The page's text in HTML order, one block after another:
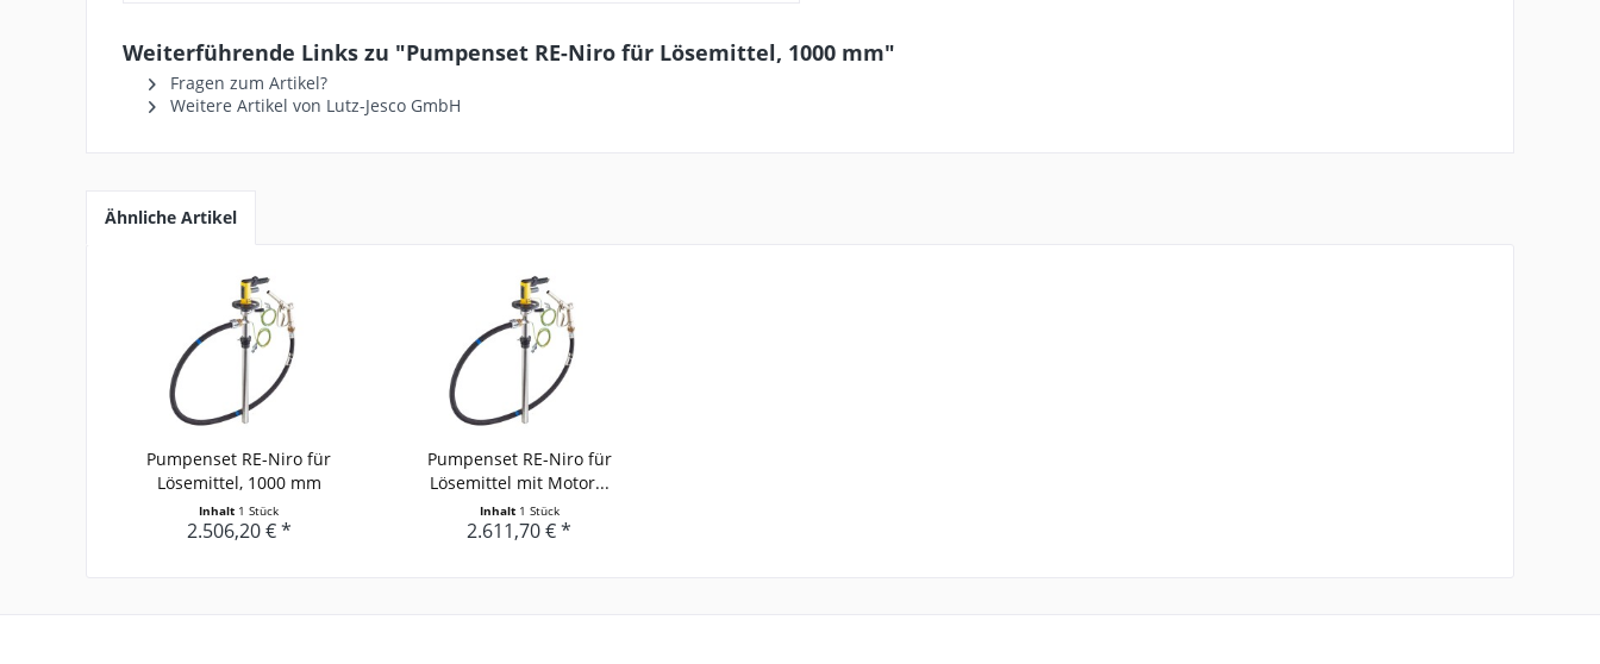
Weiterführende Links zu "Pumpenset RE-Niro für Lösemittel, 1000 mm"
Fragen zum Artikel?
Weitere Artikel von Lutz-Jesco GmbH
Ähnliche Artikel
Pumpenset RE-Niro für
Lösemittel, 1000 mm
Inhalt 1 Stück
2.506,20 € *
Pumpenset RE-Niro für
Lösemittel mit Motor...
Inhalt 1 Stück
2.611,70 € *